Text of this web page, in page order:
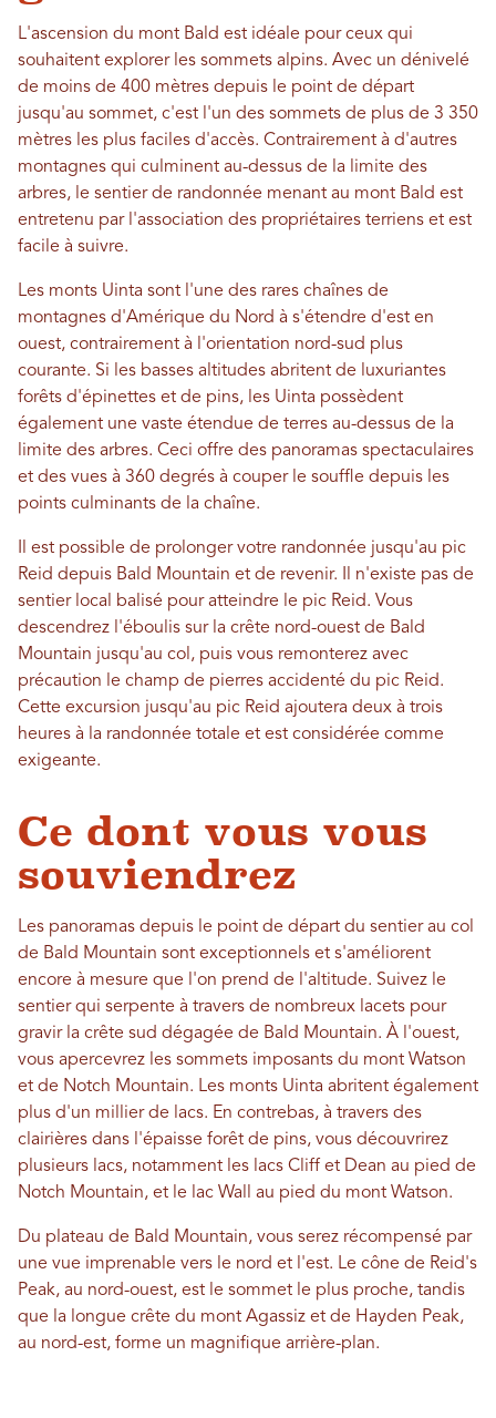
L'ascension du mont Bald est idéale pour ceux qui
souhaitent explorer les sommets alpins. Avec un dénivelé
de moins de 400 mètres depuis le point de départ
jusqu'au sommet, c'est l'un des sommets de plus de 3 350
mètres les plus faciles d'accès. Contrairement à d'autres
montagnes qui culminent au-dessus de la limite des
arbres, le sentier de randonnée menant au mont Bald est
entretenu par l'association des propriétaires terriens et est
facile à suivre.
Les monts Uinta sont l'une des rares chaînes de
montagnes d'Amérique du Nord à s'étendre d'est en
ouest, contrairement à l'orientation nord-sud plus
courante. Si les basses altitudes abritent de luxuriantes
forêts d'épinettes et de pins, les Uinta possèdent
également une vaste étendue de terres au-dessus de la
limite des arbres. Ceci offre des panoramas spectaculaires
et des vues à 360 degrés à couper le souffle depuis les
points culminants de la chaîne.
Il est possible de prolonger votre randonnée jusqu'au pic
Reid depuis Bald Mountain et de revenir. Il n'existe pas de
sentier local balisé pour atteindre le pic Reid. Vous
descendrez l'éboulis sur la crête nord-ouest de Bald
Mountain jusqu'au col, puis vous remonterez avec
précaution le champ de pierres accidenté du pic Reid.
Cette excursion jusqu'au pic Reid ajoutera deux à trois
heures à la randonnée totale et est considérée comme
exigeante.
Ce dont vous vous
souviendrez
Les panoramas depuis le point de départ du sentier au col
de Bald Mountain sont exceptionnels et s'améliorent
encore à mesure que l'on prend de l'altitude. Suivez le
sentier qui serpente à travers de nombreux lacets pour
gravir la crête sud dégagée de Bald Mountain. À l'ouest,
vous apercevrez les sommets imposants du mont Watson
et de Notch Mountain. Les monts Uinta abritent également
plus d'un millier de lacs. En contrebas, à travers des
clairières dans l'épaisse forêt de pins, vous découvrirez
plusieurs lacs, notamment les lacs Cliff et Dean au pied de
Notch Mountain, et le lac Wall au pied du mont Watson.
Du plateau de Bald Mountain, vous serez récompensé par
une vue imprenable vers le nord et l'est. Le cône de Reid's
Peak, au nord-ouest, est le sommet le plus proche, tandis
que la longue crête du mont Agassiz et de Hayden Peak,
au nord-est, forme un magnifique arrière-plan.